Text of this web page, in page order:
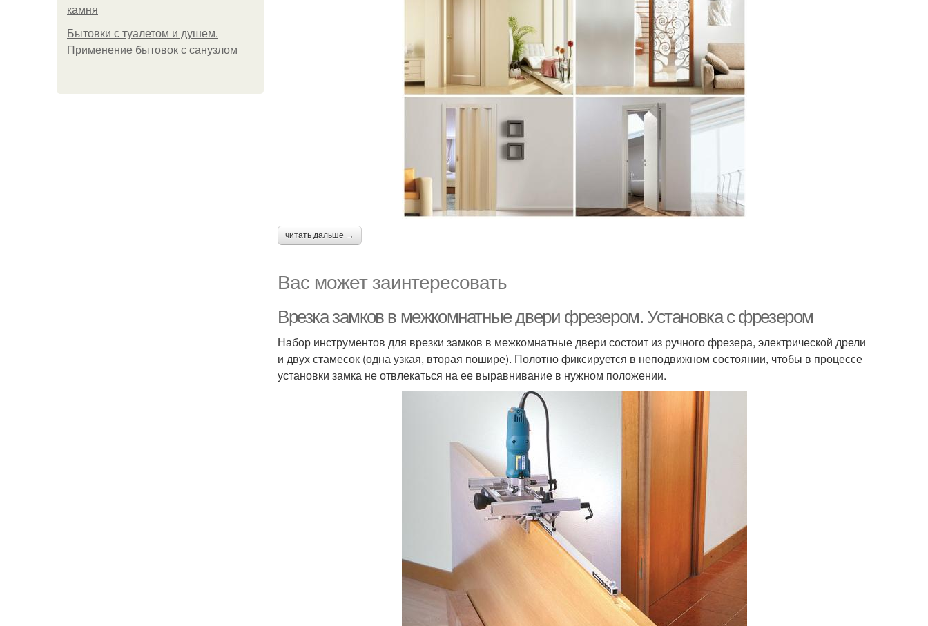
камня
Бытовки с туалетом и душем.
Применение бытовок с санузлом
читать дальше →
Вас может заинтересовать
Врезка замков в межкомнатные двери фрезером. Установка с фрезером
Набор инструментов для врезки замков в межкомнатные двери состоит из ручного фрезера, электрической дрели
и двух стамесок (одна узкая, вторая пошире). Полотно фиксируется в неподвижном состоянии, чтобы в процессе
установки замка не отвлекаться на ее выравнивание в нужном положении.